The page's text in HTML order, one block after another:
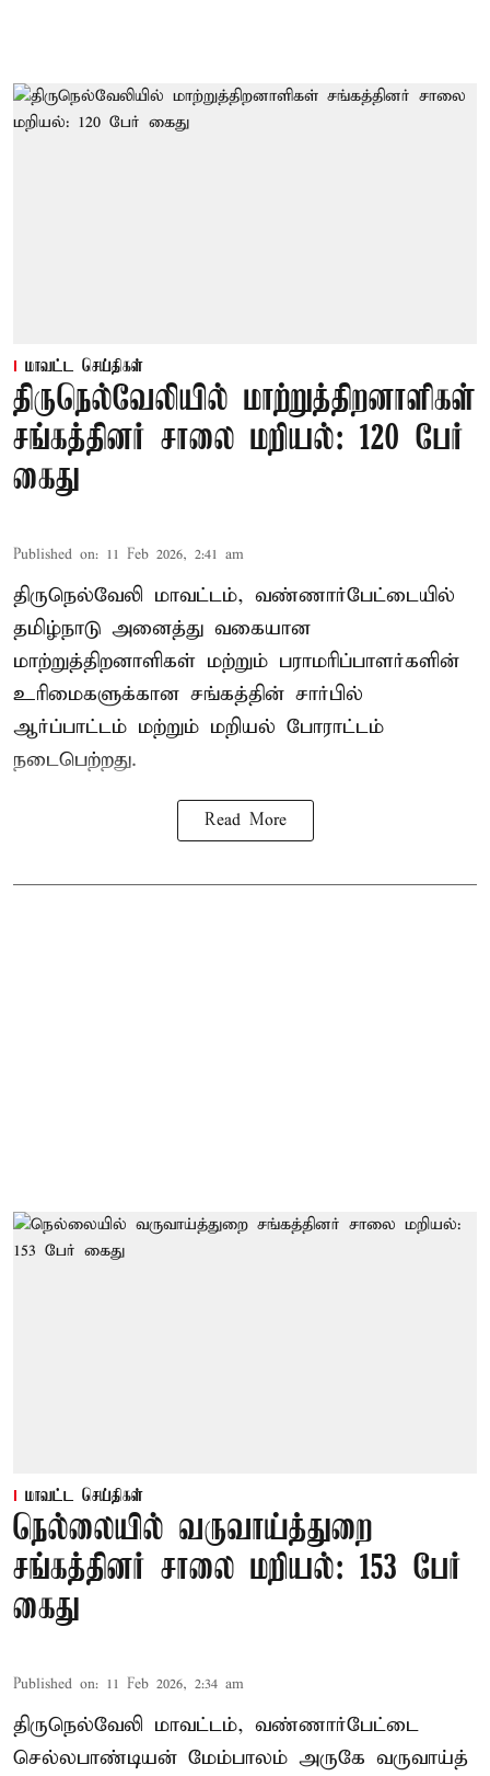
மாவட்ட செய்திகள்
திருநெல்வேலியில் மாற்றுத்திறனாளிகள்
சங்கத்தினர் சாலை மறியல்: 120 பேர்
கைது
Published on: 11 Feb 2026, 2:41 am
திருநெல்வேலி மாவட்டம், வண்ணார்பேட்டையில்
தமிழ்நாடு அனைத்து வகையான
மாற்றுத்திறனாளிகள் மற்றும் பராமரிப்பாளர்களின்
உரிமைகளுக்கான சங்கத்தின் சார்பில்
ஆர்ப்பாட்டம் மற்றும் மறியல் போராட்டம்
நடைபெற்றது.
Read More
மாவட்ட செய்திகள்
நெல்லையில் வருவாய்த்துறை
சங்கத்தினர் சாலை மறியல்: 153 பேர்
கைது
Published on: 11 Feb 2026, 2:34 am
திருநெல்வேலி மாவட்டம், வண்ணார்பேட்டை
செல்லபாண்டியன் மேம்பாலம் அருகே வருவாய்த்